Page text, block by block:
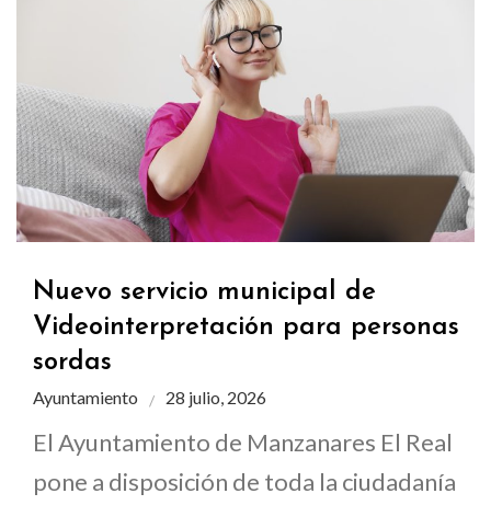
Nuevo servicio municipal de
Videointerpretación para personas
sordas
Ayuntamiento 28 julio, 2026
El Ayuntamiento de Manzanares El Real
pone a disposición de toda la ciudadanía